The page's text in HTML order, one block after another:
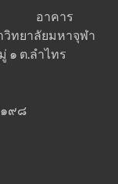
อาคาร
ทยาลัยมหาจุฬา
ต.ลำไทร
๑๙๘